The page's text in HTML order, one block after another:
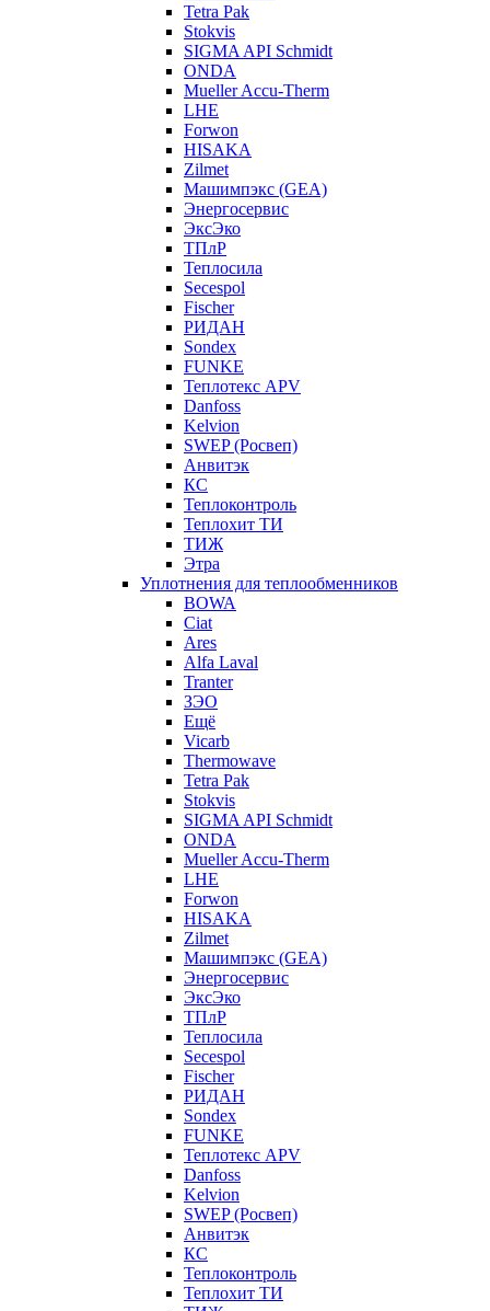
Tetra Pak
Stokvis
SIGMA API Schmidt
ONDA
Mueller Accu-Therm
LHE
Forwon
HISAKA
Zilmet
Машимпэкс (GEA)
Энергосервис
ЭксЭко
ТПлР
Теплосила
Secespol
Fischer
РИДАН
Sondex
FUNKE
Теплотекс APV
Danfoss
Kelvion
SWEP (Росвеп)
Анвитэк
КС
Теплоконтроль
Теплохит ТИ
ТИЖ
Этра
Уплотнения для теплообменников
BOWA
Ciat
Ares
Alfa Laval
Tranter
ЗЭО
Ещё
Vicarb
Thermowave
Tetra Pak
Stokvis
SIGMA API Schmidt
ONDA
Mueller Accu-Therm
LHE
Forwon
HISAKA
Zilmet
Машимпэкс (GEA)
Энергосервис
ЭксЭко
ТПлР
Теплосила
Secespol
Fischer
РИДАН
Sondex
FUNKE
Теплотекс APV
Danfoss
Kelvion
SWEP (Росвеп)
Анвитэк
КС
Теплоконтроль
Теплохит ТИ